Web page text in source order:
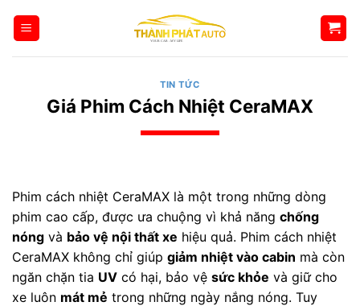
qua
TIN TỨC
Giá Phim Cách Nhiệt CeraMAX
Phim cách nhiệt CeraMAX là một trong những dòng
phim cao cấp, được ưa chuộng vì khả năng chống
nóng và bảo vệ nội thất xe hiệu quả. Phim cách nhiệt
CeraMAX không chỉ giúp giảm nhiệt vào cabin mà còn
ngăn chặn tia UV có hại, bảo vệ sức khỏe và giữ cho
xe luôn mát mẻ trong những ngày nắng nóng. Tuy